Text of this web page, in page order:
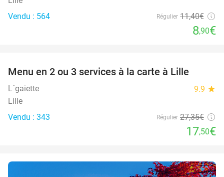
Vendu : 564
Régulier 11,40€
8,90€
Menu en 2 ou 3 services à la carte à Lille
L´gaiette 9.9 star
Lille
Vendu : 343
Régulier 27,35€
17,50€